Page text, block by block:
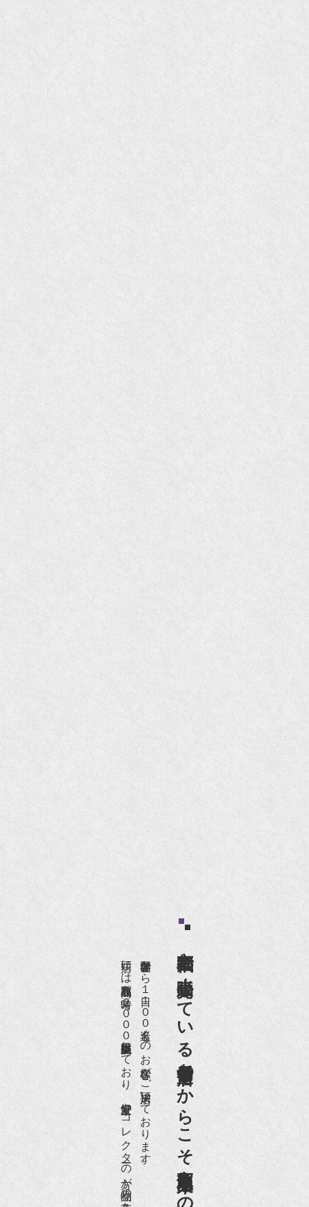
京都祇園で小売販売している
老舗骨董店だからこそ高価買取出来るのです。
世界各国から１日１００名近くのお客様がご来店頂いております。
店頭には買取商品を常時２０００点以上展示販売しており、